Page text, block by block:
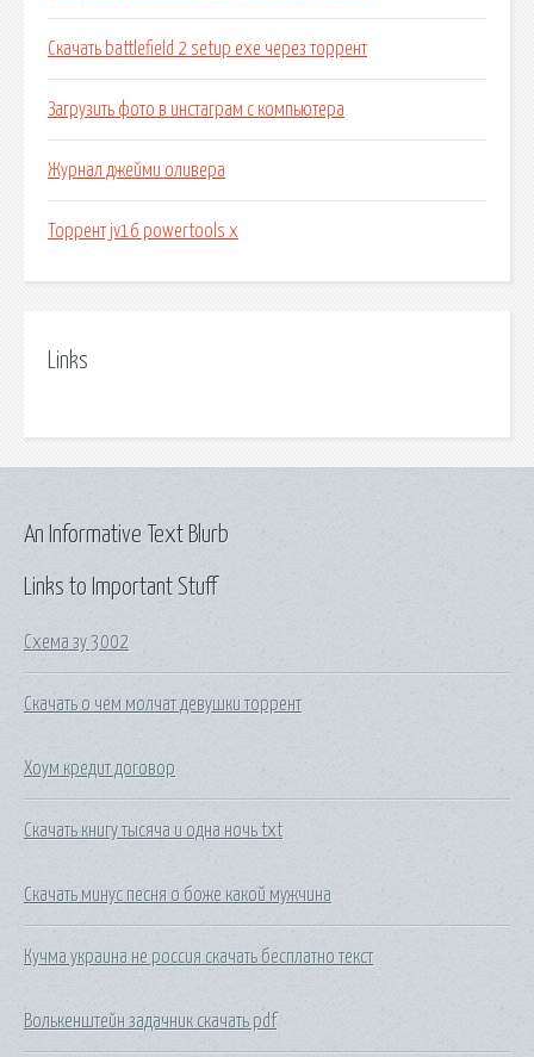
Скачать battlefield 2 setup exe через торрент
Загрузить фото в инстаграм с компьютера
Журнал джейми оливера
Торрент jv16 powertools x
Links
Links to Important Stuff
Схема зу 3002
Скачать о чем молчат девушки торрент
Хоум кредит договор
Скачать книгу тысяча и одна ночь txt
Скачать минус песня о боже какой мужчина
Кучма украина не россия скачать бесплатно текст
Волькенштейн задачник скачать pdf
An Informative Text Blurb